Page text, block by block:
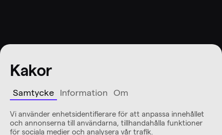
Kakor
Samtycke Information Om
Vi använder enhetsidentifierare för att anpassa innehållet
och annonserna till användarna, tillhandahålla funktioner
för sociala medier och analysera vår trafik.